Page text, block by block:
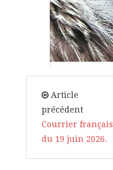
Article
précédent
Courrier français
du 19 juin 2026.